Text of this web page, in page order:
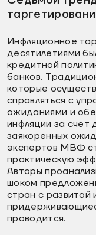
Инфляционное
десятилетиями
кредитной
банков.
которые
справляться с
ожиданиями и
инфляции за счет
заякоренных
экспертов МВФ
практическую
Авторы
шоком
стран с развитой
проводится.